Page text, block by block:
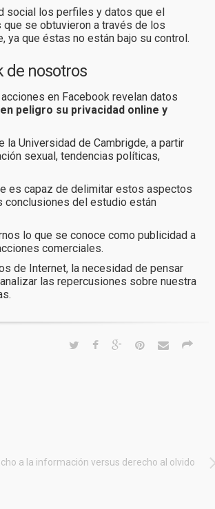
social los perfiles y datos que el
se obtuvieron a través de los
que éstas no están bajo su control.
de nosotros
en Facebook revelan datos
peligro su privacidad online y
Universidad de Cambrigde, a partir
sexual, tendencias políticas,
es capaz de delimitar estos aspectos
conclusiones del estudio están
lo que se conoce como publicidad a
comerciales.
de Internet, la necesidad de pensar
las repercusiones sobre nuestra
a la información versus derecho al olvido